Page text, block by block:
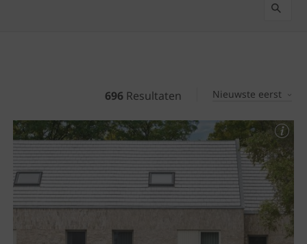
696 Resultaten Nieuwste eerst